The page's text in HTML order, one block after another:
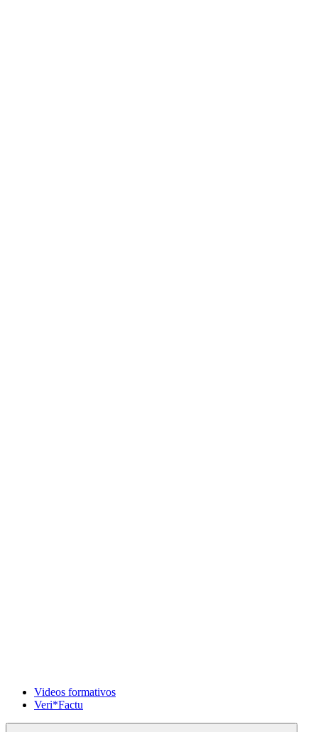
Videos formativos
Veri*Factu